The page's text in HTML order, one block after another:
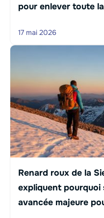
pour enlever toute
17 mai 2026
Renard roux de la
expliquent pourquoi
avancée majeure